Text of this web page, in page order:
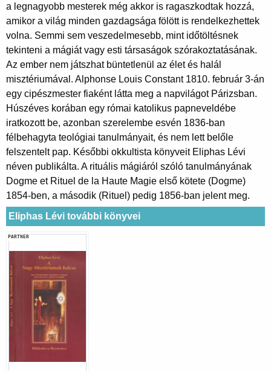
a legnagyobb mesterek még akkor is ragaszkodtak hozzá,
amikor a világ minden gazdagsága fölött is rendelkezhettek
volna. Semmi sem veszedelmesebb, mint időtöltésnek
tekinteni a mágiát vagy esti társaságok szórakoztatásának.
Az ember nem játszhat büntetlenül az élet és halál
misztériumával. Alphonse Louis Constant 1810. február 3-án
egy cipészmester fiaként látta meg a napvilágot Párizsban.
Húszéves korában egy római katolikus papneveldébe
iratkozott be, azonban szerelembe esvén 1836-ban
félbehagyta teológiai tanulmányait, és nem lett belőle
felszentelt pap. Későbbi okkultista könyveit Eliphas Lévi
néven publikálta. A rituális mágiáról szóló tanulmányának
Dogme et Rituel de la Haute Magie első kötete (Dogme)
1854-ben, a második (Rituel) pedig 1856-ban jelent meg.
Eliphas Lévi további könyvei
PARTNER